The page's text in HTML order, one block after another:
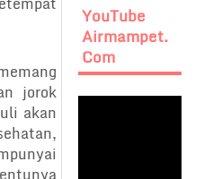
jorok
akan
YouTube
Airmampet.
Com